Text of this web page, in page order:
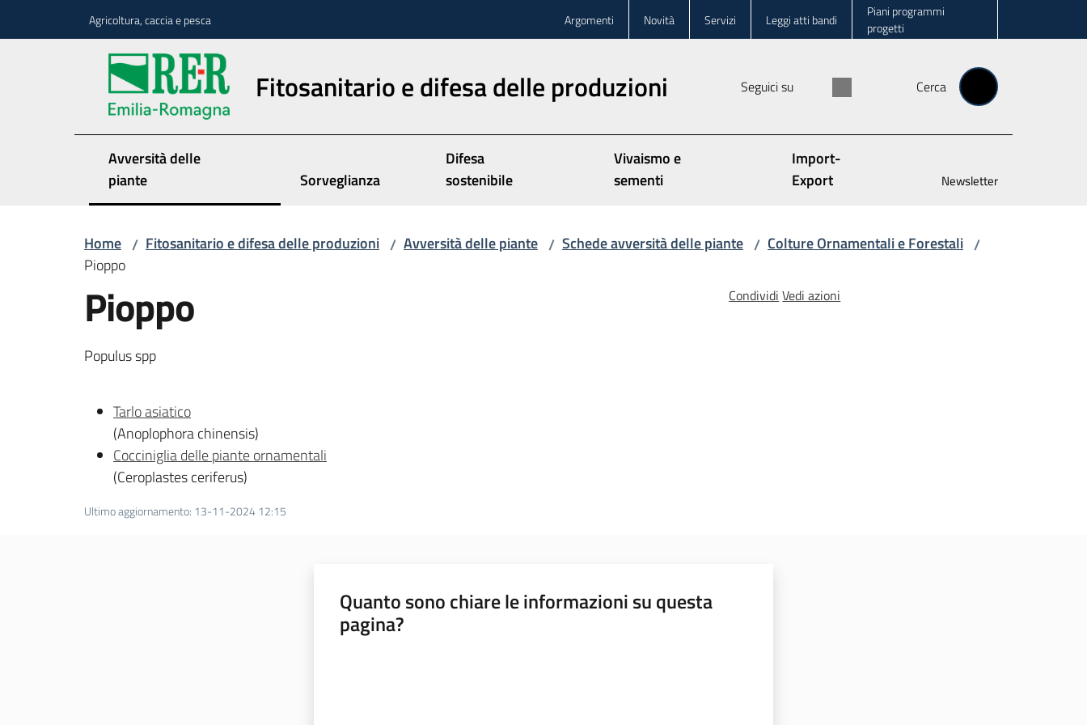
Agricoltura, caccia e pesca Argomenti Novità Servizi Leggi atti bandi
Piani programmi
progetti
Fitosanitario e difesa delle produzioni Seguici su Cerca
Avversità delle
piante
Sorveglianza
Difesa
sostenibile
Vivaismo e
sementi
Import-
Export
Newsletter
Home / Fitosanitario e difesa delle produzioni / Avversità delle piante / Schede avversità delle piante / Colture Ornamentali e Forestali /
Pioppo
Pioppo
Populus spp
Condividi Vedi azioni
Tarlo asiatico
(Anoplophora chinensis)
Cocciniglia delle piante ornamentali
(Ceroplastes ceriferus)
Ultimo aggiornamento: 13-11-2024 12:15
Quanto sono chiare le informazioni su questa
pagina?